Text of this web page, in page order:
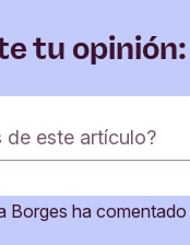
tu opinión:
de este artículo?
Borges ha comentado